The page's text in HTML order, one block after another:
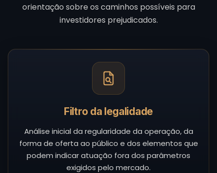
orientação sobre os caminhos possíveis para
investidores prejudicados.
Filtro da legalidade
Análise inicial da regularidade da operação, da
forma de oferta ao público e dos elementos que
podem indicar atuação fora dos parâmetros
exigidos pelo mercado.